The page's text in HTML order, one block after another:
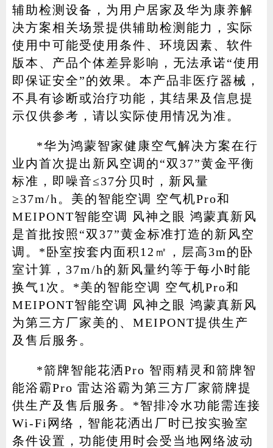
辅助检测设备，为用户居家及华为康养解
决方案相关场景提供辅助检测能力，实际
使用中可能受使用条件、环境因素、软件
版本、产品个体差异影响，无法承诺“使用
即保证安全”的效果。本产品非医疗器械，
不具有诊断或治疗功能，其结果及信息提
示仅供参考，请以实际使用情况为准。
*华为鸿蒙智家健康空气解决方案在行
业内首次提出新风空调的“双37”黄金平衡
标准，即噪音≤37分贝时，新风量
≥37m/h。美的智能空调 空气机Pro和
MEIPONT智能空调 风神之眼 鸿蒙真新风
是首批按照“双37”黄金标准打造的新风空
调。*卧室按套内面积12㎡，层高3m的卧
室计算，37m/h的新风量约等于每小时能
换气1次。*美的智能空调 空气机Pro和
MEIPONT智能空调 风神之眼 鸿蒙真新风
为第三方厂家美的、MEIPONT提供生产
及售后服务。
*箭牌智能花洒Pro 智雨精灵和箭牌智
能浴霸Pro 雷达浴霸为第三方厂家箭牌提
供生产及售后服务。*智排冷水功能需连接
Wi-Fi网络，智能花洒出厂时已按实验室
条件设置，功能使用时会受当地网络波动